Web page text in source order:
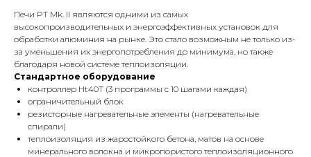
Печи PT Mk. II являются одними из самых
высокопроизводительных и энергоэффективных установок для
обработки алюминия на рынке. Это стало возможным не только из-
за уменьшения их энергопотребления до минимума, но также
благодаря новой системе теплоизоляции.
Стандартное оборудование
контроллер Ht40T (3 программы с 10 шагами каждая)
ограничительный блок
резисторные нагревательные элементы (нагревательные
спирали)
теплоизоляция из жаростойкого бетона, матов на основе
минерального волокна и микропористого теплоизоляционного